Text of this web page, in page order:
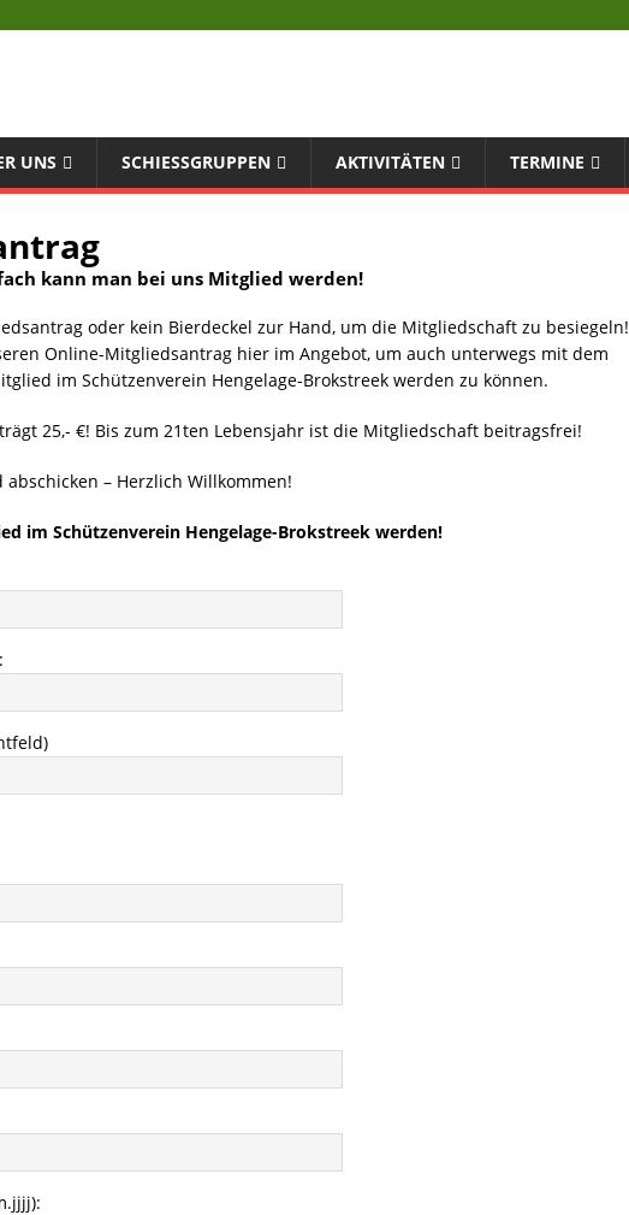
UNS SCHIESSGRUPPEN AKTIVITÄTEN TERMINE
kann man bei uns Mitglied werden!
oder kein Bierdeckel zur Hand, um die Mitgliedschaft zu besiegeln!
Online-Mitgliedsantrag hier im Angebot, um auch unterwegs mit dem
im Schützenverein Hengelage-Brokstreek werden zu können.
25,- €! Bis zum 21ten Lebensjahr ist die Mitgliedschaft beitragsfrei!
– Herzlich Willkommen!
im Schützenverein Hengelage-Brokstreek werden!